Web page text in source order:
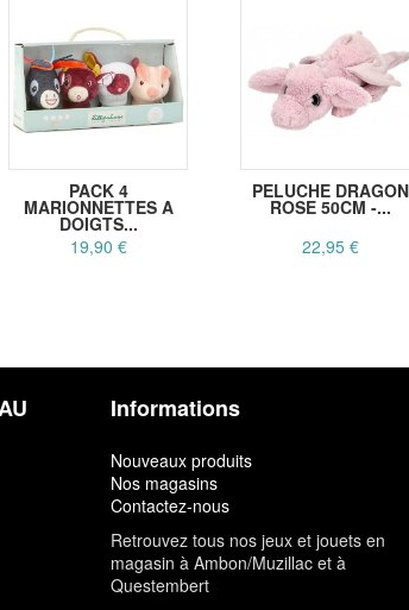
PACK 4
MARIONNETTES A
DOIGTS...
19,90 €
PELUCHE DRAGON
ROSE 50CM -...
22,95 €
Informations
Nouveaux produits
Nos magasins
Contactez-nous
Retrouvez tous nos jeux et jouets en
magasin à Ambon/Muzillac et à
Questembert